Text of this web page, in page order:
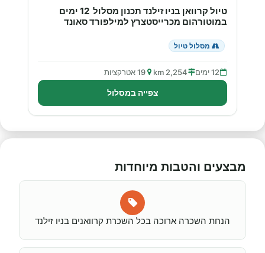
טיול קרוואן בניו זילנד תכנון מסלול 12 ימים
במוטורהום מכרייסטצרץ למילפורד סאונד
מסלול טיול
12 ימים 2,254 km 19 אטרקציות
צפייה במסלול
מבצעים והטבות מיוחדות
הנחת השכרה ארוכה בכל השכרת קרוואנים בניו זילנד